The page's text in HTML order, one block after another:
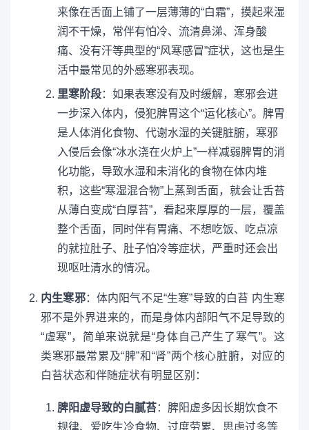
来像在舌面上铺了一层薄薄的“白霜”，摸起来湿
润不干燥，常伴有怕冷、流清鼻涕、浑身酸
痛、没有汗等典型的“风寒感冒”症状，这也是生
活中最常见的外感寒邪表现。
里寒阶段：如果表寒没有及时缓解，寒邪会进
一步深入体内，侵犯脾胃这个“运化核心”。脾胃
是人体消化食物、代谢水湿的关键脏腑，寒邪
入侵后会像“冰水浇在火炉上”一样减弱脾胃的消
化功能，导致水湿和未消化的食物在体内堆
积，这些“寒湿混合物”上蒸到舌面，就会让舌苔
从薄白变成“白厚苔”，看起来厚厚的一层，覆盖
整个舌面，同时伴有胃痛、不想吃饭、吃点凉
的就拉肚子、肚子怕冷等症状，严重时还会出
现呕吐清水的情况。
内生寒邪：体内阳气不足“生寒”导致的白苔 内生寒
邪不是外界进来的，而是身体内部阳气不足导致的
“虚寒”，简单来说就是“身体自己产生了寒气”。这
类寒邪最常累及“脾”和“肾”两个核心脏腑，对应的
白苔状态和伴随症状有明显区别：
脾阳虚导致的白腻苔：脾阳虚多因长期饮食不
规律、爱吃生冷食物、过度劳累、思虑过多等